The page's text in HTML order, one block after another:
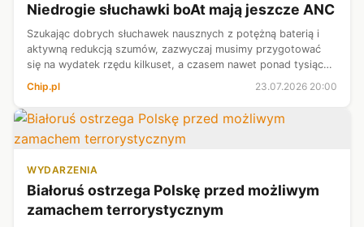
Niedrogie słuchawki boAt mają jeszcze ANC
Szukając dobrych słuchawek nausznych z potężną baterią i
aktywną redukcją szumów, zazwyczaj musimy przygotować
się na wydatek rzędu kilkuset, a czasem nawet ponad tysiąca
złotych. Rynek audio potrafi być pod tym względem dość
bezwzględny dla naszego ...
Chip.pl 23.07.2026 20:00
WYDARZENIA
Białoruś ostrzega Polskę przed możliwym
zamachem terrorystycznym